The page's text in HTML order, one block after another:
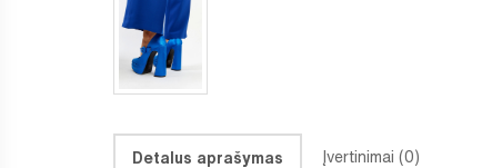
Detalus aprašymas Įvertinimai (0)